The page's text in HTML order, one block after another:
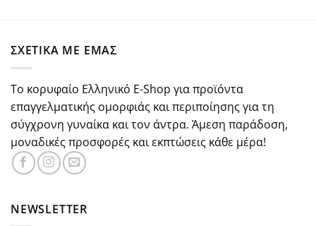
ΣΧΕΤΙΚΑ ΜΕ ΕΜΑΣ
Το κορυφαίο Ελληνικό E-Shop για προϊόντα
επαγγελματικής ομορφιάς και περιποίησης για τη
σύγχρονη γυναίκα και τον άντρα. Άμεση παράδοση,
μοναδικές προσφορές και εκπτώσεις κάθε μέρα!
NEWSLETTER